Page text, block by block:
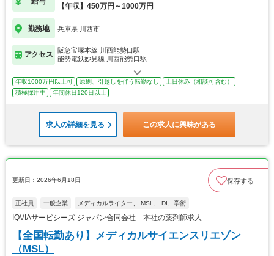
【年収】450万円～1000万円
勤務地 兵庫県 川西市
アクセス
阪急宝塚本線 川西能勢口駅
能勢電鉄妙見線 川西能勢口駅
年収1000万円以上可 原則、引越しを伴う転勤なし
土日休み（相談可含む）
積極採用中
年間休日120日以上
求人の詳細を見る この求人に興味がある
更新日：2026年6月18日 保存する
正社員 一般企業 メディカルライター、 MSL、 DI、学術
IQVIAサービシーズ ジャパン合同会社 本社の薬剤師求人
【全国転勤あり】メディカルサイエンスリエゾン
（MSL）